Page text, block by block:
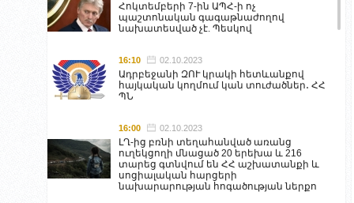
Հոկտեմբերի 7-ին ԱՊՀ-ի ոչ
պաշտոնական գագաթնաժողով
նախատեսված չէ. Պեսկով
16:10 02.10.2023
Ադրբեջանի ԶՈՒ կրակի հետևանքով
հայկական կողմում կան տուժածներ․ ՀՀ
ՊՆ
16:00 02.10.2023
ԼՂ-ից բռնի տեղահանված առանց
ուղեկցողի մնացած 20 երեխա և 216
տարեց գտնվում են ՀՀ աշխատանքի և
սոցիալական հարցերի
նախարարության հոգածության ներքո